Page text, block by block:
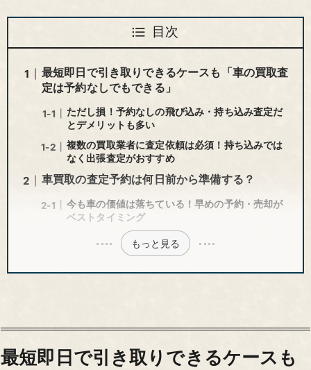
目次
最短即日で引き取りできるケースも「車の買取査
定は予約なしでもできる」
ただし損！予約なしの飛び込み・持ち込み査定だ
とデメリットも多い
複数の買取業者に査定依頼は必須！持ち込みでは
なく出張査定がおすすめ
車買取の査定予約は何日前から準備する？
今も車の価値は落ちている！早めの予約・売却が
ベストタイミング
もっと見る
最短即日で引き取りできるケースも